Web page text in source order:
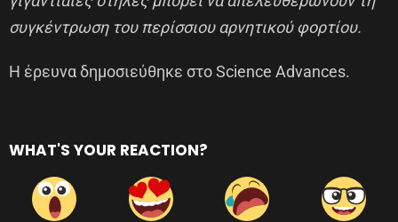
συγκέντρωση του περίσσιου αρνητικού φορτίου.
Η έρευνα δημοσιεύθηκε στο Science Advances.
WHAT'S YOUR REACTION?